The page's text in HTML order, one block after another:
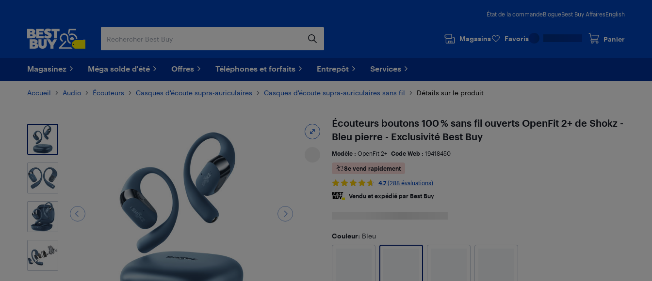
État de la commandeBlogueBest Buy AffairesEnglish
Magasins Favoris Panier
Magasinez Méga solde d'été Offres Téléphones et forfaits Entrepôt Services
Accueil Audio Écouteurs Casques d'écoute supra-auriculaires Casques d'écoute supra-auriculaires sans fil Détails sur le produit
4
Photos
Écouteurs boutons 100 % sans fil ouverts OpenFit 2+ de Shokz -
Bleu pierre - Exclusivité Best Buy
Modèle : OpenFit 2+ Code Web : 19418450
Se vend rapidement
4.7 (288 évaluations)
Vendu et expédié par Best Buy
Couleur: Bleu